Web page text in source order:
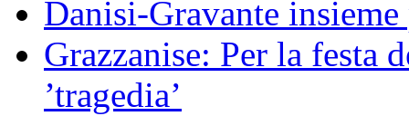
Danisi-Gravante insieme
Grazzanise: Per la festa
’tragedia’